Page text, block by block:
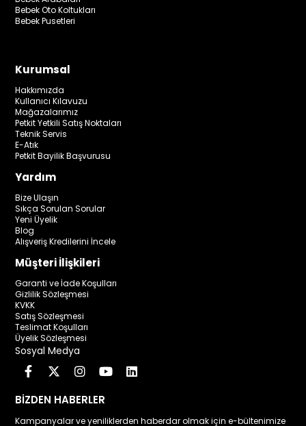
Bebek Oto Koltukları
Bebek Pusetleri
Kurumsal
Hakkımızda
Kullanıcı Kılavuzu
Mağazalarımız
Petkit Yetkili Satış Noktaları
Teknik Servis
E-Atık
Petkit Bayilik Başvurusu
Yardım
Bize Ulaşın
Sıkça Sorulan Sorular
Yeni Üyelik
Blog
Alışveriş Kredilerini İncele
Müşteri İlişkileri
Garanti ve İade Koşulları
Gizlilik Sözleşmesi
KVKK
Satış Sözleşmesi
Teslimat Koşulları
Üyelik Sözleşmesi
Sosyal Medya
BİZDEN HABERLER
Kampanyalar ve yeniliklerden haberdar olmak için e-bültenimize